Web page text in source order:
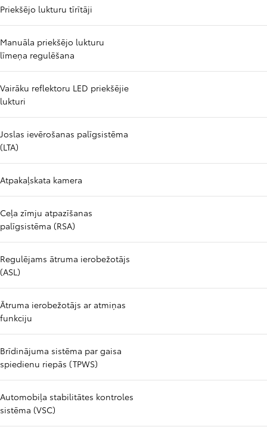
Priekšējo lukturu tīrītāji
Manuāla priekšējo lukturu
līmeņa regulēšana
Vairāku reflektoru LED priekšējie
lukturi
Joslas ievērošanas palīgsistēma
(LTA)
Atpakaļskata kamera
Ceļa zīmju atpazīšanas
palīgsistēma (RSA)
Regulējams ātruma ierobežotājs
(ASL)
Ātruma ierobežotājs ar atmiņas
funkciju
Brīdinājuma sistēma par gaisa
spiedienu riepās (TPWS)
Automobiļa stabilitātes kontroles
sistēma (VSC)